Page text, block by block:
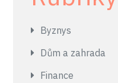
Byznys
Dům a zahrada
Finance